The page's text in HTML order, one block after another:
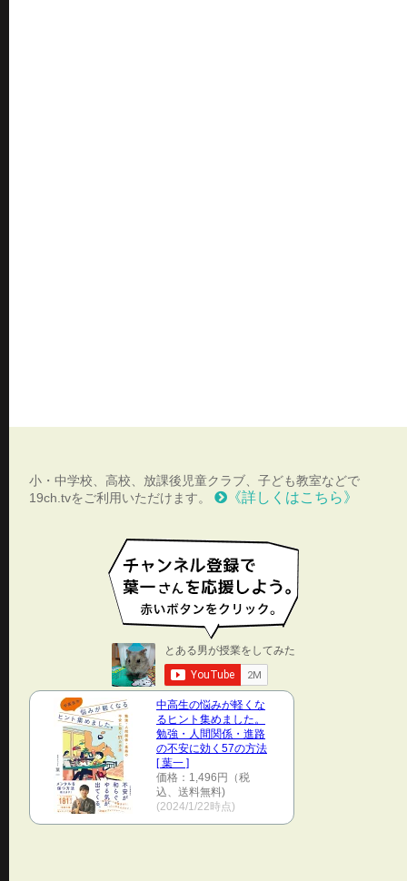
小・中学校、高校、放課後児童クラブ、子ども教室などで
19ch.tvをご利用いただけます。
《詳しくはこちら》
中高生の悩みが軽くな
るヒント集めました。
勉強・人間関係・進路
の不安に効く57の方法
[ 葉一 ]
価格：1,496円（税
込、送料無料)
(2024/1/22時点)